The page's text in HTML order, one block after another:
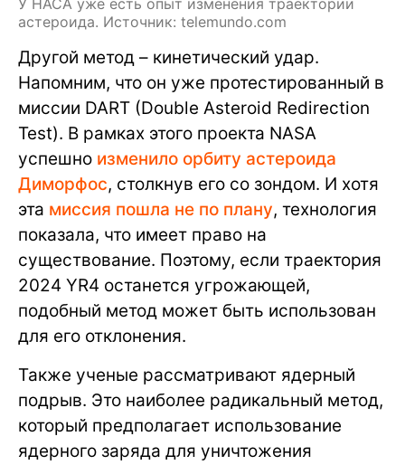
У НАСА уже есть опыт изменения траектории
астероида. Источник: telemundo.com
Другой метод – кинетический удар.
Напомним, что он уже протестированный в
миссии DART (Double Asteroid Redirection
Test). В рамках этого проекта NASA
успешно изменило орбиту астероида
Диморфос, столкнув его со зондом. И хотя
эта миссия пошла не по плану, технология
показала, что имеет право на
существование. Поэтому, если траектория
2024 YR4 останется угрожающей,
подобный метод может быть использован
для его отклонения.
Также ученые рассматривают ядерный
подрыв. Это наиболее радикальный метод,
который предполагает использование
ядерного заряда для уничтожения